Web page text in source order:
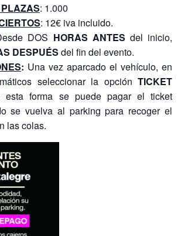
: 1.000
: 12€ iva incluido.
DOS HORAS ANTES del inicio,
DESPUÉS del fin del evento.
: Una vez aparcado el vehículo, en
seleccionar la opción TICKET
forma se puede pagar el ticket
se vuelva al parking para recoger el
las colas.